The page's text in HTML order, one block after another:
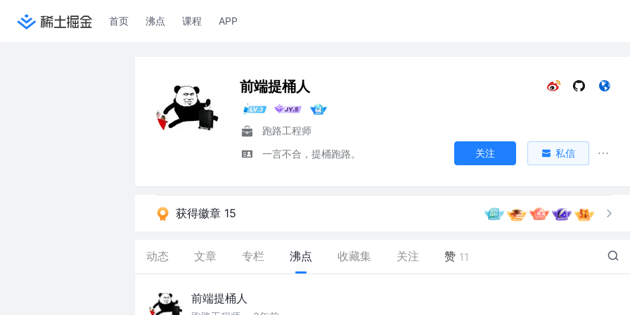
首页 沸点 课程 APP
前端提桶人
跑路工程师
一言不合，提桶跑路。
关注 私信
获得徽章 15
动态 文章 专栏 沸点 收藏集 关注 赞 11
前端提桶人